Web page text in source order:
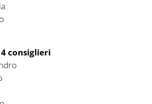
consiglieri